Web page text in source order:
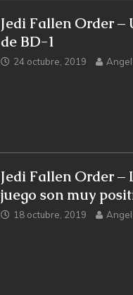
Jedi Fallen Order –
de BD-1
24 octubre, 2019
Jedi Fallen Order –
juego son muy
18 octubre, 2019 Angel